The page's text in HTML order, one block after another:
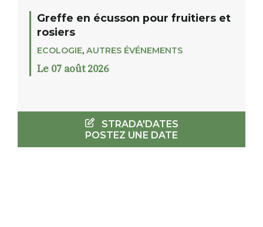
Greffe en écusson pour fruitiers et
rosiers
ECOLOGIE, AUTRES ÉVÉNEMENTS
Le 07 août 2026
STRADA'DATES
POSTEZ UNE DATE